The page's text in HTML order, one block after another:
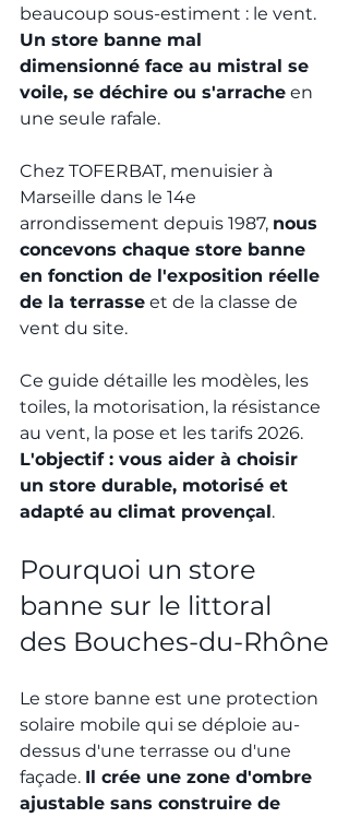
beaucoup sous-estiment : le vent.
Un store banne mal
dimensionné face au mistral se
voile, se déchire ou s'arrache en
une seule rafale.
Chez TOFERBAT, menuisier à
Marseille dans le 14e
arrondissement depuis 1987, nous
concevons chaque store banne
en fonction de l'exposition réelle
de la terrasse et de la classe de
vent du site.
Ce guide détaille les modèles, les
toiles, la motorisation, la résistance
au vent, la pose et les tarifs 2026.
L'objectif : vous aider à choisir
un store durable, motorisé et
adapté au climat provençal.
Pourquoi un store
banne sur le littoral
des Bouches-du-Rhône
Le store banne est une protection
solaire mobile qui se déploie au-
dessus d'une terrasse ou d'une
façade. Il crée une zone d'ombre
ajustable sans construire de